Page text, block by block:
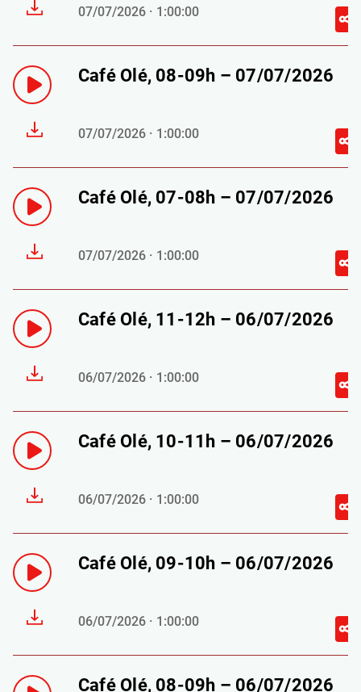
07/07/2026 · 1:00:00
Café Olé, 08-09h – 07/07/2026
07/07/2026 · 1:00:00
Café Olé, 07-08h – 07/07/2026
07/07/2026 · 1:00:00
Café Olé, 11-12h – 06/07/2026
06/07/2026 · 1:00:00
Café Olé, 10-11h – 06/07/2026
06/07/2026 · 1:00:00
Café Olé, 09-10h – 06/07/2026
06/07/2026 · 1:00:00
Café Olé, 08-09h – 06/07/2026